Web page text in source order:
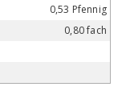
0,53 Pfennig
0,80 fach